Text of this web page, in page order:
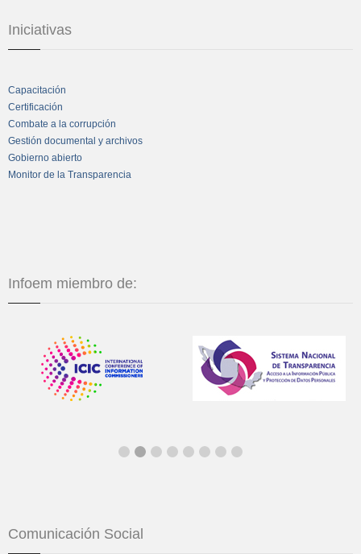
Iniciativas
Capacitación
Certificación
Combate a la corrupción
Gestión documental y archivos
Gobierno abierto
Monitor de la Transparencia
Infoem miembro de:
Comunicación Social